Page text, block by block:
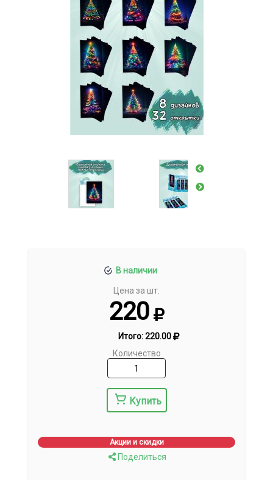
В наличии
Цена за шт.
220
Итого:220.00
Количество
Купить
Акции и скидки
Поделиться